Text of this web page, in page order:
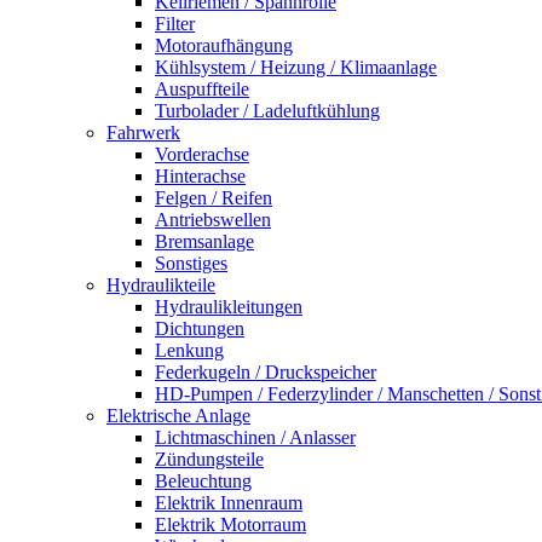
Filter
Motoraufhängung
Kühlsystem / Heizung / Klimaanlage
Auspuffteile
Turbolader / Ladeluftkühlung
Fahrwerk
Vorderachse
Hinterachse
Felgen / Reifen
Antriebswellen
Bremsanlage
Sonstiges
Hydraulikteile
Hydraulikleitungen
Dichtungen
Lenkung
Federkugeln / Druckspeicher
HD-Pumpen / Federzylinder / Manschetten /
Elektrische Anlage
Lichtmaschinen / Anlasser
Zündungsteile
Beleuchtung
Elektrik Innenraum
Elektrik Motorraum